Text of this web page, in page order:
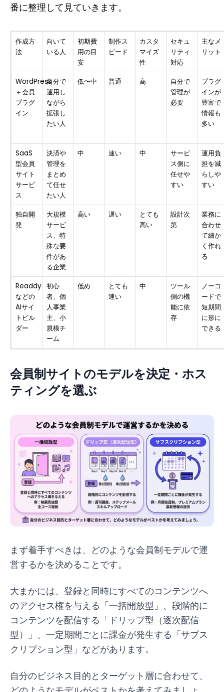
番に整理して見ていきます。
作成方
法
向いて
いる人
初期費
用の目
安
制作ス
ピード
カスタ
マイズ
性
セキュ
リティ
対応
主なメ
リット
WordPress
＋会員
プラグ
イン
自分で
運用し
ながら
拡張し
たい人
低〜中 普通 高
自分で
管理が
必要
プラグ
インが
豊富で
情報も
多い
SaaS
型会員
サイト
サービ
ス
決済や
管理を
まとめ
て任せ
たい人
中 速い 中
サービ
ス側に
任せや
すい
運用負
担を減
らしや
すい
独自開
発
大規模
サービ
ス、特
殊な要
件があ
る企業
高い 遅い
とても
高い
設計次
第
業務に
合わせ
て細か
く作れ
る
Readdy
などの
AIサイ
トビル
ダー
初心
者、個
人事業
主、小
規模チ
ーム
低め
とても
速い
中
ツール
側の機
能に依
存
ノーコ
ードで
短期間
に形に
できる
会員制サイトのモデルを決定・ホス
ティングを選ぶ
まず着手すべきは、どのような会員制モデルで運
営するかを決めることです。
大まかには、登録と同時にすべてのコンテンツへ
のアクセス権を与える「一括開放型」、段階的に
コンテンツを配信する「ドリップ型（逐次配信
型）」、一定期間ごとに課金が発生する「サブス
クリプション型」などがあります。
自分のビジネス目的とターゲット層に合わせて、